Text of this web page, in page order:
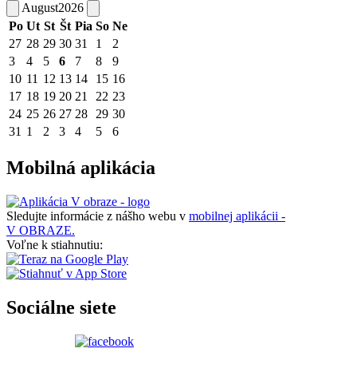
August2026
Po Ut St Št Pia So Ne
27 28 29 30 31 1
2
3
4 5 6 7 8
9
10 11 12 13 14 15 16
17 18 19 20 21 22 23
24 25 26 27 28 29 30
31 1 2 3 4 5 6
Mobilná aplikácia
Sledujte informácie z nášho webu v mobilnej aplikácii -
V OBRAZE.
Voľne k stiahnutiu:
Sociálne siete